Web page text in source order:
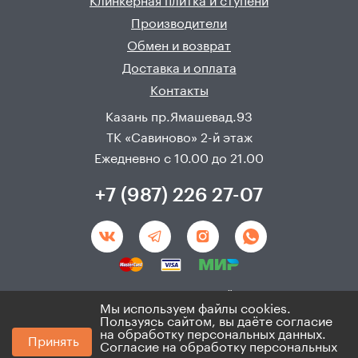
Производители
Обмен и возврат
Доставка и оплата
Контакты
Казань пр.Ямашевад.93
ТК «Савиново» 2-й этаж
Ежедневно с 10.00 до 21.00
+7 (987) 226 27-07
© 2008 - 2026. ИП Хадыев Р.И.(ИНН 166010471459). Не
является публичной офертой.
Принять
Мы используем файлы cookies.
Пользуясь сайтом, вы даёте согласие
на обработку персональных данных.
Согласие на обработку персональных